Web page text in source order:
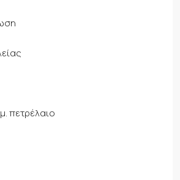
πετρέλαιο